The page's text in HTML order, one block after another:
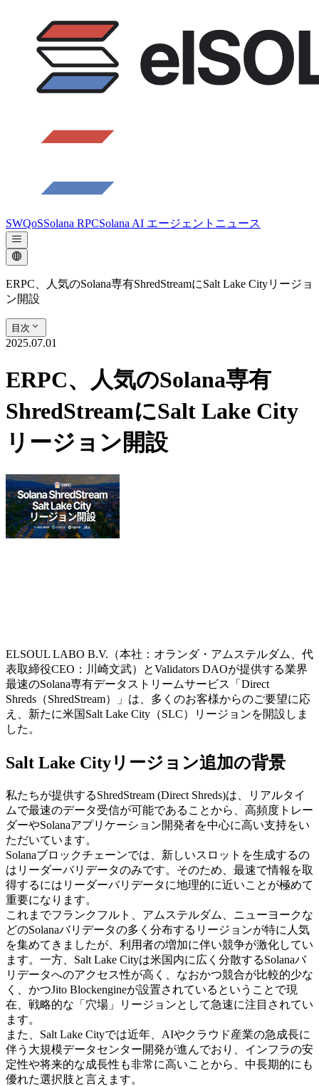
SWQoSSolana RPCSolana AI エージェント ニュース
ERPC、人気のSolana専有ShredStreamにSalt Lake Cityリージョ
ン開設
目次
2025.07.01
ERPC、人気のSolana専有
ShredStreamにSalt Lake City
リージョン開設
ELSOUL LABO B.V.（本社：オランダ・アムステルダム、代
表取締役CEO：川崎文武）とValidators DAOが提供する業界
最速のSolana専有データストリームサービス「Direct
Shreds（ShredStream）」は、多くのお客様からのご要望に応
え、新たに米国Salt Lake City（SLC）リージョンを開設しま
した。
Salt Lake Cityリージョン追加の背景
私たちが提供するShredStream (Direct Shreds)は、リアルタイ
ムで最速のデータ受信が可能であることから、高頻度トレー
ダーやSolanaアプリケーション開発者を中心に高い支持をい
ただいています。
Solanaブロックチェーンでは、新しいスロットを生成するの
はリーダーバリデータのみです。そのため、最速で情報を取
得するにはリーダーバリデータに地理的に近いことが極めて
重要になります。
これまでフランクフルト、アムステルダム、ニューヨークな
どのSolanaバリデータの多く分布するリージョンが特に人気
を集めてきましたが、利用者の増加に伴い競争が激化してい
ます。一方、Salt Lake Cityは米国内に広く分散するSolanaバ
リデータへのアクセス性が高く、なおかつ競合が比較的少な
く、かつJito Blockengineが設置されているということで現
在、戦略的な「穴場」リージョンとして急速に注目されてい
ます。
また、Salt Lake Cityでは近年、AIやクラウド産業の急成長に
伴う大規模データセンター開発が進んでおり、インフラの安
定性や将来的な成長性も非常に高いことから、中長期的にも
優れた選択肢と言えます。